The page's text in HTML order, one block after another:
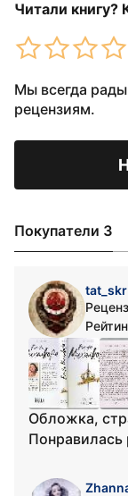
Читали книгу?
Мы всегда
рецензиям.
Покупатели 3
tat_skr
Обложка,
Понравилась